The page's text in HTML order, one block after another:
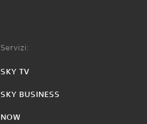
Servizi:
SKY TV
SKY BUSINESS
NOW